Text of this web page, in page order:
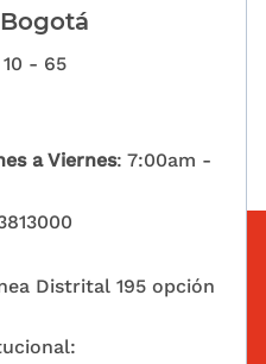
- 65
a Viernes: 7:00am -
Distrital 195 opción